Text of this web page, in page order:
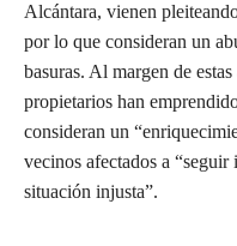
Alcántara, vienen
por lo que consideran un
basuras. Al margen de
propietarios han
consideran un
vecinos afectados a
situación injusta”.